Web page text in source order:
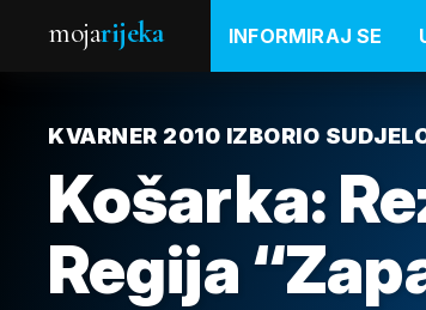
mojarijeka INFORMIRAJ SE
KVARNER 2010 IZBORIO
Košarka:
Regija